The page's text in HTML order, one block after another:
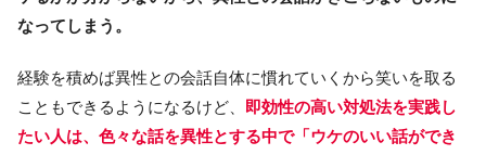
なってしまう。
経験を積めば異性との会話自体に慣れていくから笑いを取る
こともできるようになるけど、
即効性の高い対処法を実践し
たい人は、色々な話を異性とする中で「ウケのいい話ができ